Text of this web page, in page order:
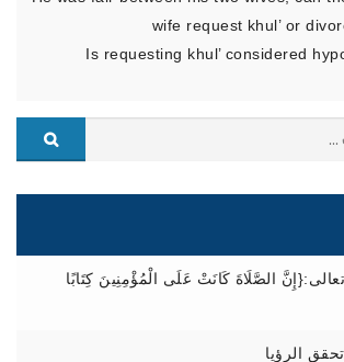
wife request khul’ or
Is requesting khul’ considered
الصَّلَاةَ كَانَتْ عَلَى الْمُؤْمِنِينَ كِتَابًا
الرؤيا